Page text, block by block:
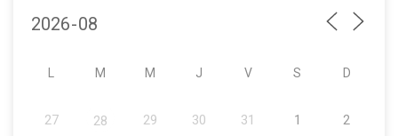
M M J V S D
27 28 29 30 31 1 2